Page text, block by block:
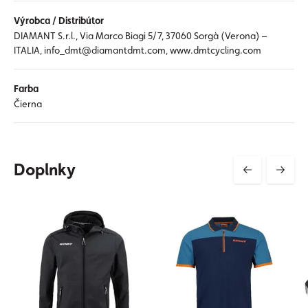
Výrobca / Distribútor
DIAMANT S.r.l., Via Marco Biagi 5/7, 37060 Sorgà (Verona) –
ITALIA, info_dmt@diamantdmt.com, www.dmtcycling.com
Farba
Čierna
Doplnky